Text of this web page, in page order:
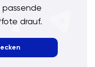
passende
drauf.